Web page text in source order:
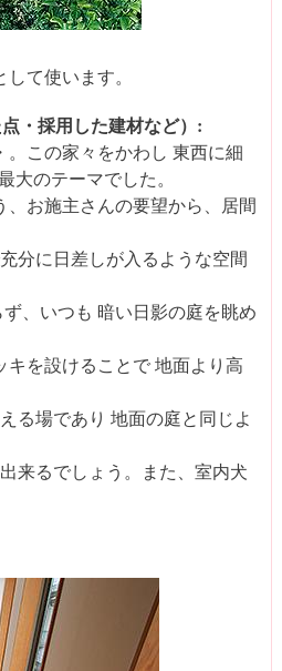
て使います。
・採用した建材など）:
この家々をかわし 東西に細
大のテーマでした。
お施主さんの要望から、居間
分に日差しが入るような空間
、いつも 暗い日影の庭を眺め
を設けることで 地面より高
る場であり 地面の庭と同じよ
来るでしょう。また、室内犬